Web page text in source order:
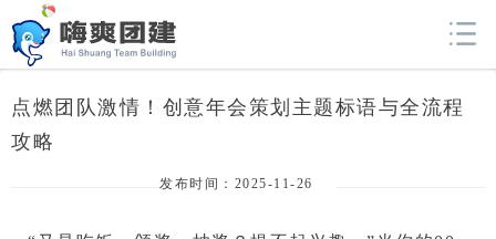
点燃团队激情！创意年会策划主题标语与全流程
攻略
发布时间：2025-11-26